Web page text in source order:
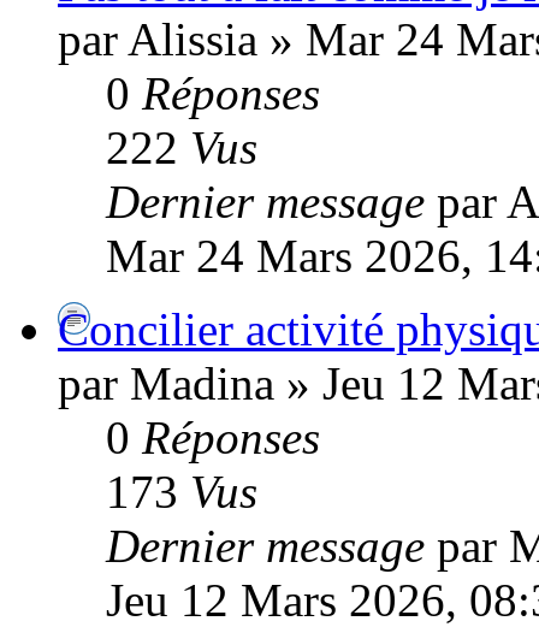
par Alissia » Mar 24
0 Réponses
222 Vus
Dernier message par
Mar 24 Mars 2026,
Concilier activité
par Madina » Jeu 12
0 Réponses
173 Vus
Dernier message par
Jeu 12 Mars 2026,